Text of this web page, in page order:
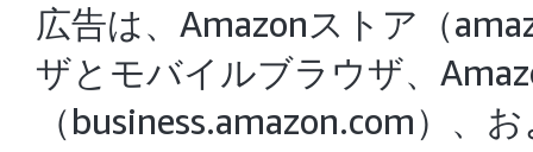
広告は、Amazonストア（
ザとモバイルブラウザ、
（business.amazon.com）、